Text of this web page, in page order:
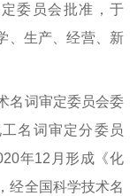
委员会批准，于
、生产、经营、新
名词审定委员会委
名词审定分委员
年12 月形成《化
经全国科学技术名